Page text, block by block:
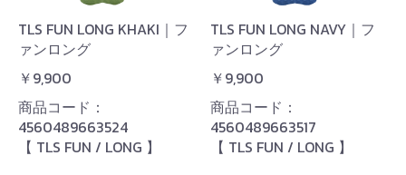
TLS FUN LONG KHAKI｜フ
ァンロング
￥9,900
商品コード：
4560489663524
【 TLS FUN / LONG 】
TLS FUN LONG NAVY｜フ
ァンロング
￥9,900
商品コード：
4560489663517
【 TLS FUN / LONG 】